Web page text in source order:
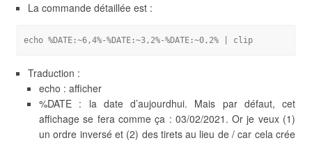
La commande détaillée est :
echo %DATE:~6,4%-%DATE:~3,2%-%DATE:~0,2% | clip
Traduction :
echo : afficher
%DATE : la date d’aujourdhui. Mais par défaut, cet
affichage se fera comme ça : 03/02/2021. Or je veux (1)
un ordre inversé et (2) des tirets au lieu de / car cela crée